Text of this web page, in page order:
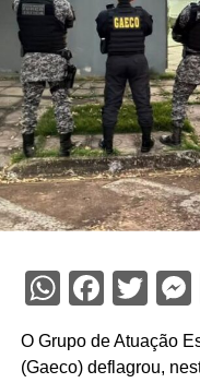
O Grupo de Atuação
(Gaeco) deflagrou,